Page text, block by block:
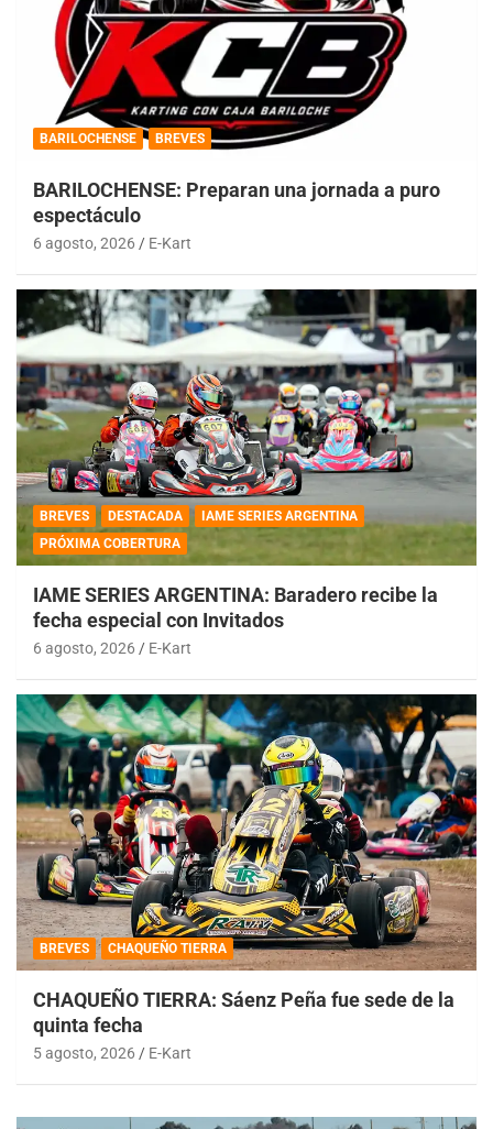
BARILOCHENSE BREVES
BARILOCHENSE: Preparan una jornada a puro
espectáculo
6 agosto, 2026 E-Kart
BREVES DESTACADA
IAME SERIES ARGENTINA
PRÓXIMA COBERTURA
IAME SERIES ARGENTINA: Baradero recibe la
fecha especial con Invitados
6 agosto, 2026 E-Kart
BREVES CHAQUEÑO TIERRA
CHAQUEÑO TIERRA: Sáenz Peña fue sede de la
quinta fecha
5 agosto, 2026 E-Kart